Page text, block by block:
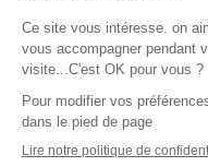
L'application
Les cookies